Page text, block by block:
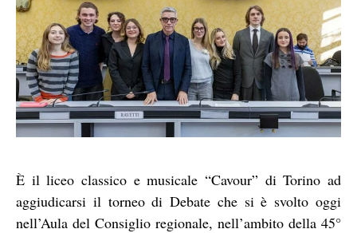
È il liceo classico e musicale “Cavour” di Torino ad
aggiudicarsi il torneo di Debate che si è svolto oggi
nell’Aula del Consiglio regionale, nell’ambito della 45°